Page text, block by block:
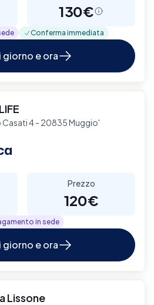
130€
Conferma immediata
giorno e ora
Casati 4 - 20835 Muggio'
Prezzo
120€
in sede
giorno e ora
Lissone